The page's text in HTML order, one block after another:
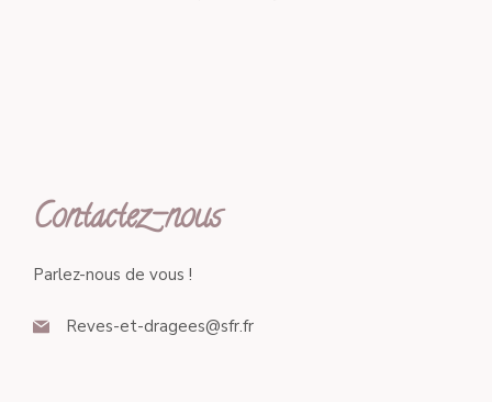
Contactez-nous
Parlez-nous de vous !
Reves-et-dragees@sfr.fr